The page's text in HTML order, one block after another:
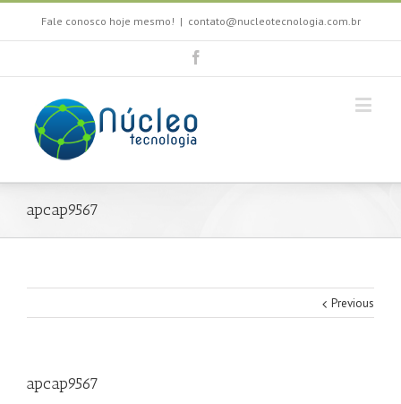
Fale conosco hoje mesmo! | contato@nucleotecnologia.com.br
apcap9567
Previous
apcap9567